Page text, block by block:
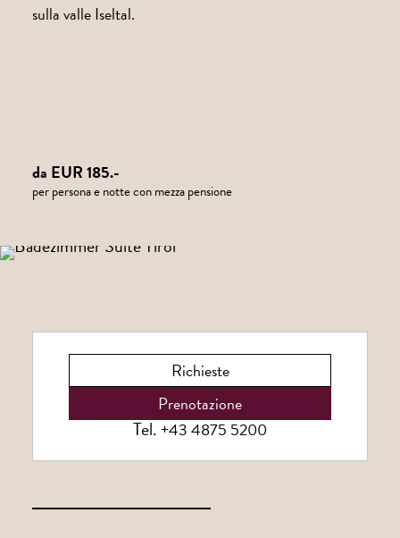
sulla valle Iseltal.
da EUR 185.-
per persona e notte con mezza pensione
Tel.+43 4875 5200
Richieste
Prenotazione